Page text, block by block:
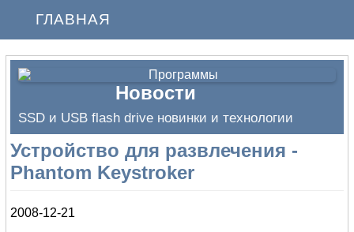
ГЛАВНАЯ
Новости
SSD и USB flash drive новинки и технологии
Устройство для развлечения -
Phantom Keystroker
2008-12-21